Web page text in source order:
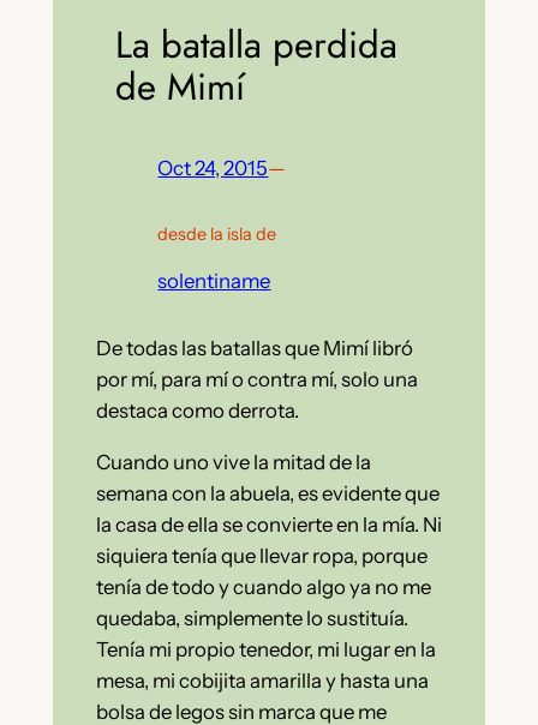
La batalla perdida
de Mimí
Oct 24, 2015—
desde la isla de
solentiname
De todas las batallas que Mimí libró
por mí, para mí o contra mí, solo una
destaca como derrota.
Cuando uno vive la mitad de la
semana con la abuela, es evidente que
la casa de ella se convierte en la mía. Ni
siquiera tenía que llevar ropa, porque
tenía de todo y cuando algo ya no me
quedaba, simplemente lo sustituía.
Tenía mi propio tenedor, mi lugar en la
mesa, mi cobijita amarilla y hasta una
bolsa de legos sin marca que me